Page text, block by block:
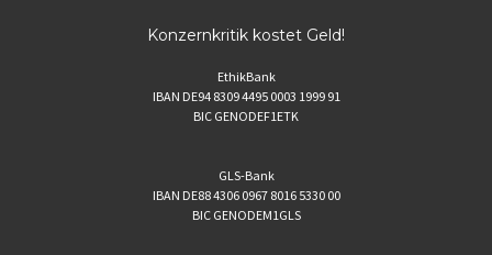
Konzernkritik kostet Geld!
EthikBank
IBAN DE94 8309 4495 0003 1999 91
BIC GENODEF1ETK
GLS-Bank
IBAN DE88 4306 0967 8016 5330 00
BIC GENODEM1GLS